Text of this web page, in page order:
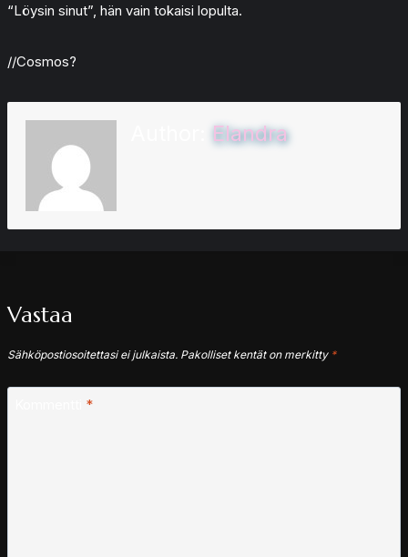
“Löysin sinut”, hän vain tokaisi lopulta.
//Cosmos?
Elandra
Vastaa
Sähköpostiosoitettasi ei julkaista. Pakolliset kentät on merkitty *
*